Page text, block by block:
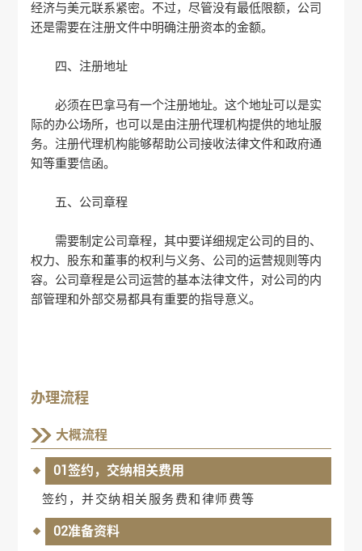
经济与美元联系紧密。不过，尽管没有最低限额，公司
还是需要在注册文件中明确注册资本的金额。
四、注册地址
必须在巴拿马有一个注册地址。这个地址可以是实
际的办公场所，也可以是由注册代理机构提供的地址服
务。注册代理机构能够帮助公司接收法律文件和政府通
知等重要信函。
五、公司章程
需要制定公司章程，其中要详细规定公司的目的、
权力、股东和董事的权利与义务、公司的运营规则等内
容。公司章程是公司运营的基本法律文件，对公司的内
部管理和外部交易都具有重要的指导意义。
办理流程
大概流程
01签约，交纳相关费用
签约，并交纳相关服务费和律师费等
02准备资料